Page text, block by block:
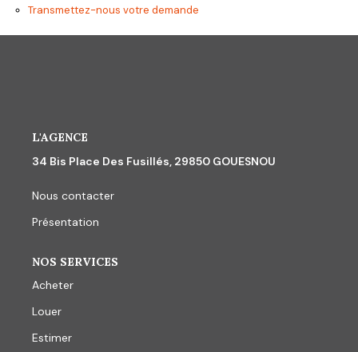
Transmettez-nous votre demande
L'AGENCE
34 Bis Place Des Fusillés, 29850 GOUESNOU
Nous contacter
Présentation
NOS SERVICES
Acheter
Louer
Estimer